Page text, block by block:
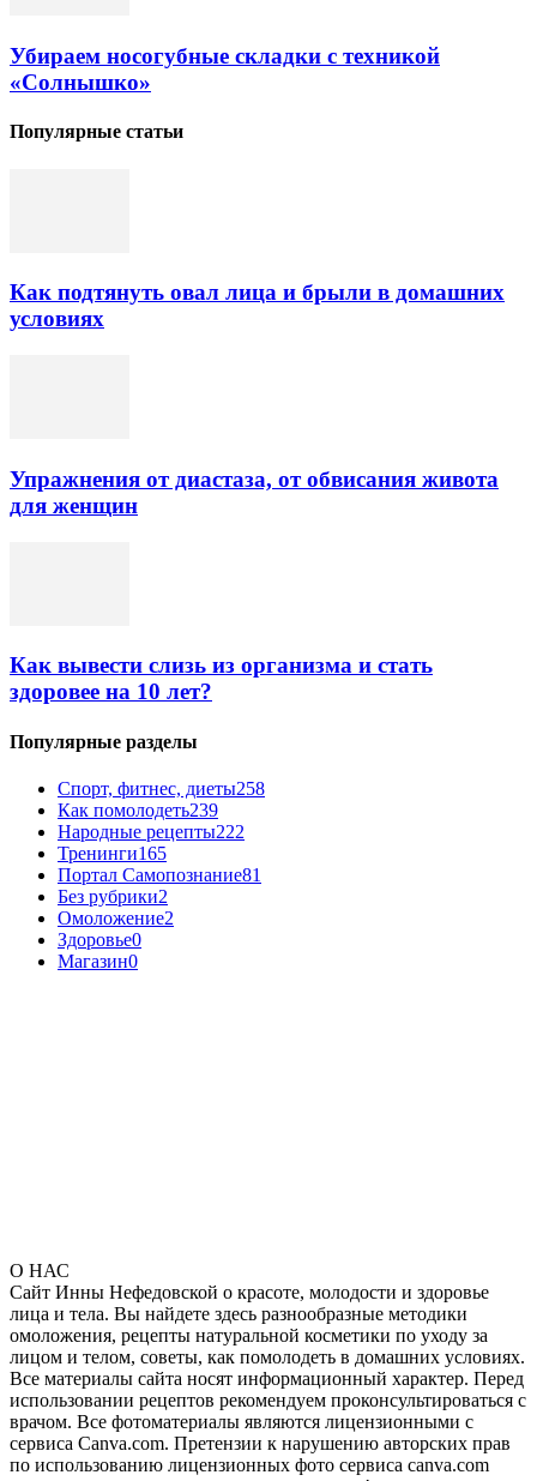
Убираем носогубные складки с техникой
«Солнышко»
Популярные статьи
Как подтянуть овал лица и брыли в домашних
условиях
Упражнения от диастаза, от обвисания живота
для женщин
Как вывести слизь из организма и стать
здоровее на 10 лет?
Популярные разделы
Спорт, фитнес, диеты258
Как помолодеть239
Народные рецепты222
Тренинги165
Портал Самопознание81
Без рубрики2
Омоложение2
Здоровье0
Магазин0
О НАС
Сайт Инны Нефедовской о красоте, молодости и здоровье
лица и тела. Вы найдете здесь разнообразные методики
омоложения, рецепты натуральной косметики по уходу за
лицом и телом, советы, как помолодеть в домашних условиях.
Все материалы сайта носят информационный характер. Перед
использовании рецептов рекомендуем проконсультироваться с
врачом. Все фотоматериалы являются лицензионными с
сервиса Canva.com. Претензии к нарушению авторских прав
по использованию лицензионных фото сервиса canva.com